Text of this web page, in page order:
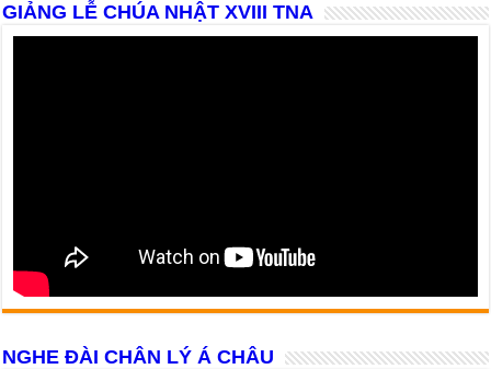
GIẢNG LỄ CHÚA NHẬT XVIII TNA
NGHE ĐÀI CHÂN LÝ Á CHÂU